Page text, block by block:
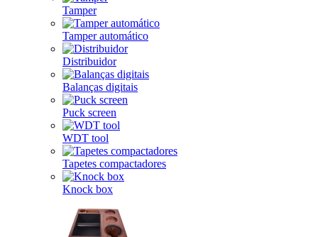
Tamper
Tamper automático
Distribuidor
Balanças digitais
Puck screen
WDT tool
Tapetes compactadores
Knock box